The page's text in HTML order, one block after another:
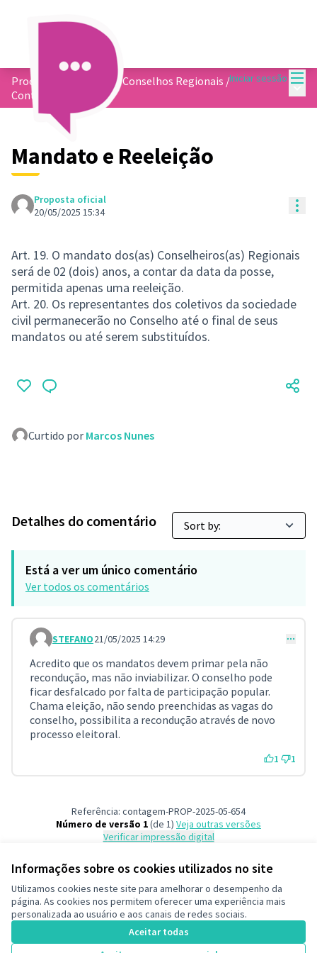
Informações sobre os cookies utilizados no site
Utilizamos cookies neste site para amelhorar o desempenho da
página. As cookies nos permitem oferecer uma experiência mais
personalizada ao usuário e aos canais de redes sociais.
Aceitar todas
Iniciar sessão
Processo Eleitoral dos Conselhos Regionais /
Contribuições
Mandato e Reeleição
Proposta oficial
20/05/2025 15:34
Art. 19. O mandato dos(as) Conselheiros(as) Regionais
será de 02 (dois) anos, a contar da data da posse,
permitida apenas uma reeleição.
Art. 20. Os representantes dos coletivos da sociedade
civil permanecerão no Conselho até o final de seus
mandatos ou até serem substituídos.
Curtido por Marcos Nunes
Detalhes do comentário
Está a ver um único comentário
Ver todos os comentários
Comment 135
STEFANO21/05/2025 14:29
Acredito que os mandatos devem primar pela não
recondução, mas não inviabilizar. O conselho pode
ficar desfalcado por falta de participação popular.
Chama eleição, não sendo preenchidas as vagas do
conselho, possibilita a recondução através de novo
processo eleitoral.
1 1
Referência: contagem-PROP-2025-05-654
Número de versão 1(de 1)
veja outras versões
Verificar impressão digital
Termos de serviço
Configurações de cookies
Decide Contagem no Instagram
(Link externo)